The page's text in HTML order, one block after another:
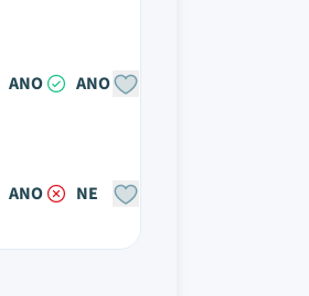
ANO ANO
ANO NE